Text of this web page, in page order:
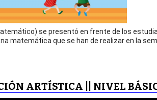
se presentó en frente de los
matemática que se han de realizar en la
ARTÍSTICA || NIVEL